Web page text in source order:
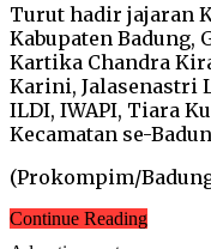
Turut hadir jajaran
Kabupaten Badung,
Kartika Chandra
Karini, Jalasenastri
ILDI, IWAPI, Tiara
Kecamatan se-
(Prokompim/
Continue Reading